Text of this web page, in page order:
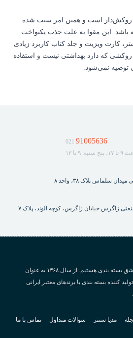
روکش‌دار است و همین امر سبب شده
این مقوا به علت جذب یکنواخت
کارت ویزیت و جلد کتاب کاربرد زیادی
روکشی که دارد بهداشتی نیست و استفاده
توصیه نمی‌شود.
021 91005636
تا ۱۳
سلماس پلاک ٣٨، واحد ۸
زاگرس خیابان زاگرس، کوچه الوند، پلاک ٧
ما متخصص و عاشق بسته بندی هستیم. از سال ۱۳۶۸ به عنوان
کننده بسته بندی با برندهای معتبر ایرانی
مدیا سنتر سوالات متداول تماس با ما